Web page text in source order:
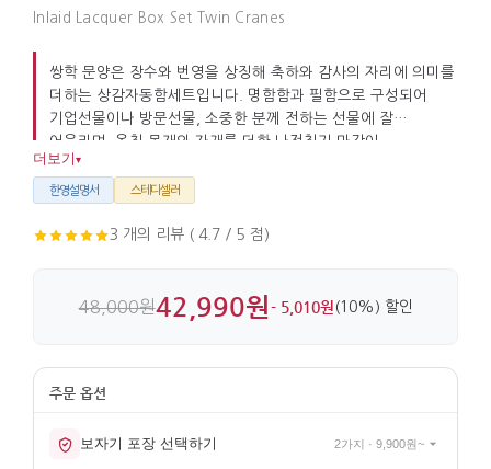
Inlaid Lacquer Box Set Twin Cranes
쌍학 문양은 장수와 번영을 상징해 축하와 감사의 자리에 의미를
더하는 상감자동함세트입니다. 명함함과 필함으로 구성되어
기업선물이나 방문선물, 소중한 분께 전하는 선물에 잘
어울리며, 옻칠 목재와 자개를 더한 나전칠기 마감이
깔끔합니다.
더보기 ▾
한영설명서 스테디셀러
3 개의 리뷰 ( 4.7 / 5 점)
48,000원42,990원- 5,010원 (10%) 할인
보자기 포장 선택하기 2가지 · 9,900원~